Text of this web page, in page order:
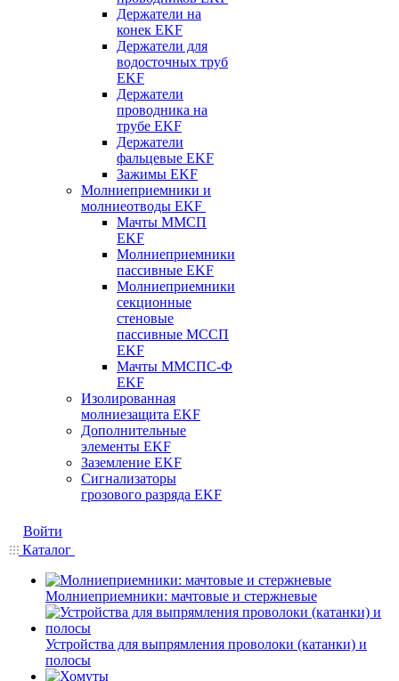
Держатели на
конек EKF
Держатели для
водосточных труб
EKF
Держатели
проводника на
трубе EKF
Держатели
фальцевые EKF
Зажимы EKF
Молниеприемники и
молниеотводы EKF
Мачты ММСП
EKF
Молниеприемники
пассивные EKF
Молниеприемники
секционные
стеновые
пассивные МССП
EKF
Мачты ММСПС-Ф
EKF
Изолированная
молниезащита EKF
Дополнительные
элементы EKF
Заземление EKF
Сигнализаторы
грозового разряда EKF
Войти
Каталог
Молниеприемники: мачтовые и стержневые
Устройства для выпрямления проволоки (катанки) и
полосы